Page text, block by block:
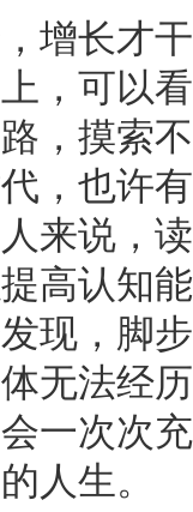
增长才
，可以
，摸索
，也许
来说，
高认知
现，脚
无法经
一次次
人生。